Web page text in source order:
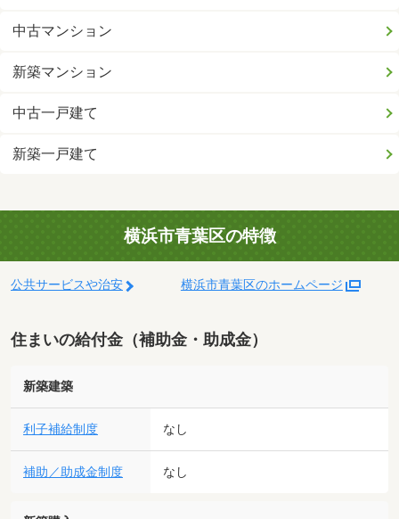
中古マンション
新築マンション
中古一戸建て
新築一戸建て
横浜市青葉区の特徴
公共サービスや治安 横浜市青葉区のホームページ
住まいの給付金（補助金・助成金）
新築建築
利子補給制度 なし
補助／助成金制度 なし